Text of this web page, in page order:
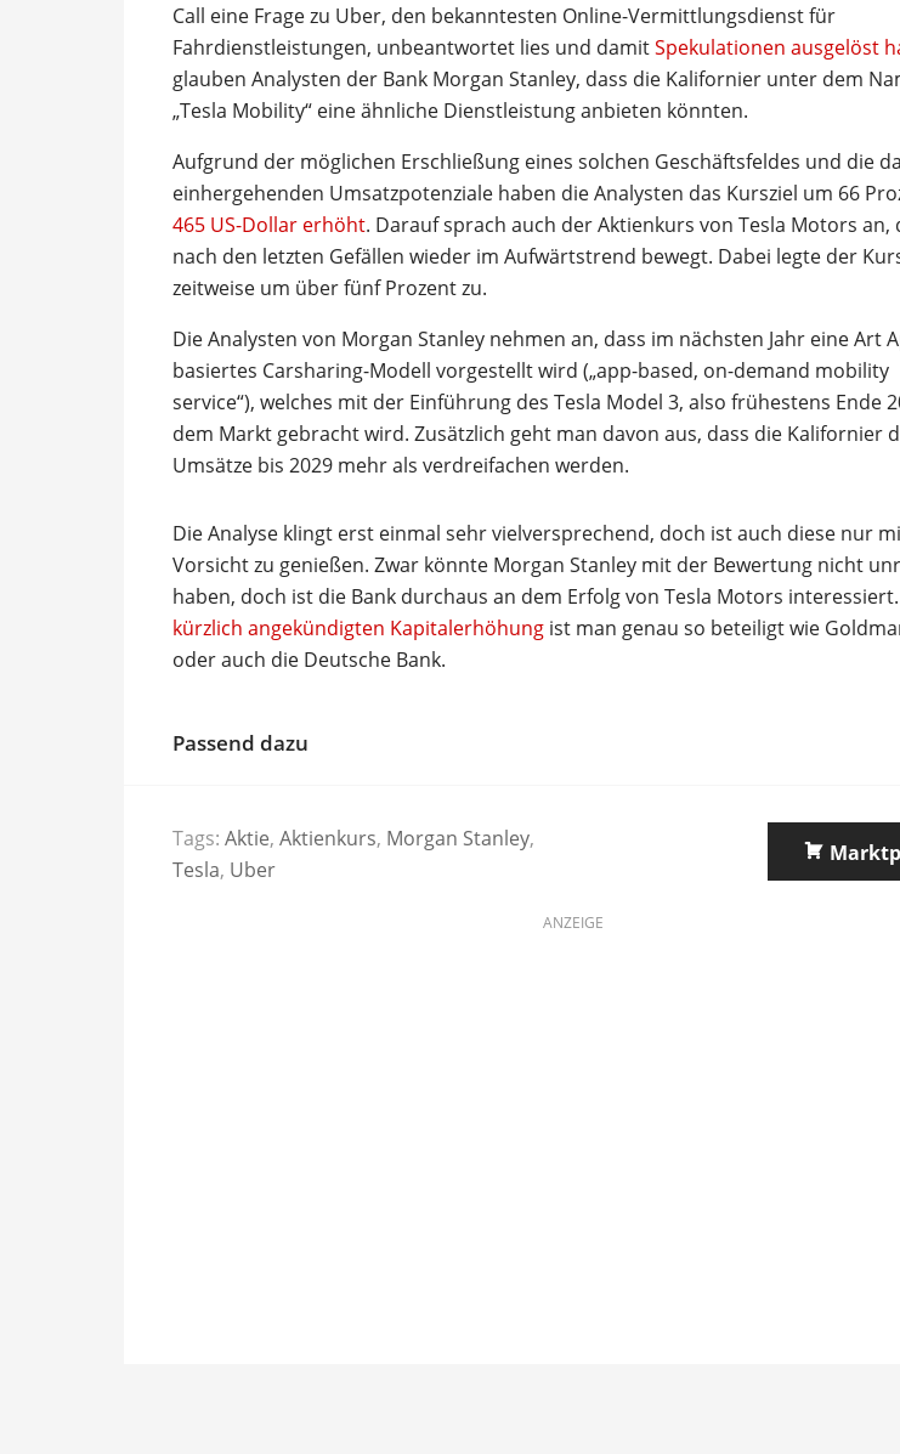
Call eine Frage zu Uber, den bekanntesten Online-Vermittlungsdienst für
Fahrdienstleistungen, unbeantwortet lies und damitSpekulationen ausgelöst
glauben Analysten der Bank Morgan Stanley, dass die Kalifornier unter dem
„Tesla Mobility“ eine ähnliche Dienstleistung anbieten könnten.
Aufgrund der möglichen Erschließung eines solchen Geschäftsfeldes und die
einhergehenden Umsatzpotenziale haben die Analysten das Kursziel um 66
465 US-Dollar erhöht. Darauf sprach auch der Aktienkurs von Tesla Motors an,
nach den letzten Gefällen wieder im Aufwärtstrend bewegt. Dabei legte der
zeitweise um über fünf Prozent zu.
Die Analysten von Morgan Stanley nehmen an, dass im nächsten Jahr eine Art
basiertes Carsharing-Modell vorgestellt wird („app-based, on-demand mobility
service“), welches mit der Einführung des Tesla Model 3, also frühestens Ende
dem Markt gebracht wird. Zusätzlich geht man davon aus, dass die Kalifornier
Umsätze bis 2029 mehr als verdreifachen werden.
Die Analyse klingt erst einmal sehr vielversprechend, doch ist auch diese nur
Vorsicht zu genießen. Zwar könnte Morgan Stanley mit der Bewertung nicht
haben, doch ist die Bank durchaus an dem Erfolg von Tesla Motors
kürzlich angekündigten Kapitalerhöhung ist man genau so beteiligt wie
oder auch die Deutsche Bank.
Passend dazu
Tags: Aktie, Aktienkurs, Morgan Stanley,
Tesla, Uber
ANZEIGE